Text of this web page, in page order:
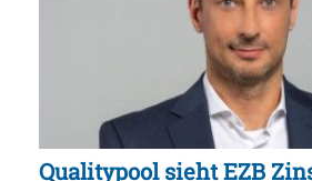
Qualitypool sieht EZB